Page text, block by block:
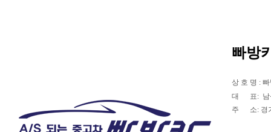
빠방
상 호 명 :
대 표: 남상
주 소: 경기